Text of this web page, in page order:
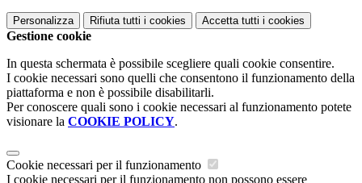
Personalizza Rifiuta tutti i cookies Accetta tutti i cookies
Gestione cookie
In questa schermata è possibile scegliere quali cookie consentire.
I cookie necessari sono quelli che consentono il funzionamento della
piattaforma e non è possibile disabilitarli.
Per conoscere quali sono i cookie necessari al funzionamento potete
visionare la COOKIE POLICY.
Cookie necessari per il funzionamento
I cookie necessari per il funzionamento non possono essere